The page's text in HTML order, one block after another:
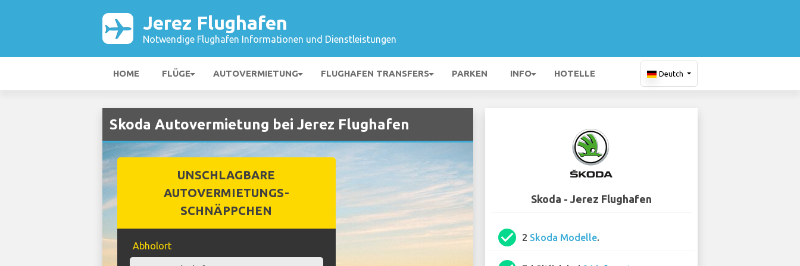
Jerez Flughafen
Notwendige Flughafen Informationen und Dienstleistungen
HOME FLÜGE AUTOVERMIETUNG FLUGHAFEN TRANSFERS PARKEN INFO HOTELLE Deutch
Skoda Autovermietung bei Jerez Flughafen
UNSCHLAGBARE
AUTOVERMIETUNGS-
SCHNÄPPCHEN
Abholort
Skoda - Jerez Flughafen
check_circle 2 Skoda Modelle.